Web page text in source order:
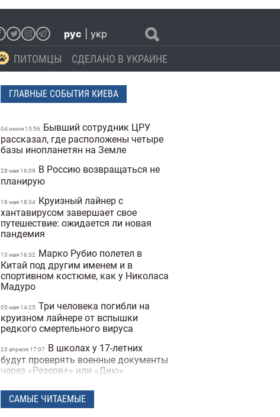
рус укр
ПИТОМЦЫ СДЕЛАНО В УКРАИНЕ
ГЛАВНЫЕ СОБЫТИЯ КИЕВА
04 июня 15:56
Бывший сотрудник ЦРУ
рассказал, где расположены четыре
базы инопланетян на Земле
28 мая 16:09
В Россию возвращаться не
планирую
18 мая 18:34 Круизный лайнер с
хантавирусом завершает свое
путешествие: ожидается ли новая
пандемия
13 мая 16:32
Марко Рубио полетел в
Китай под другим именем и в
спортивном костюме, как у Николаса
Мадуро
05 мая 14:25 Три человека погибли на
круизном лайнере от вспышки
редкого смертельного вируса
23 апреля 17:07
В школах у 17-летних
будут проверять военные документы
через «Резерв+» или «Дию»
22 апреля 15:07 Полиция Мексики
несколько дней не могла найти
САМЫЕ ЧИТАЕМЫЕ